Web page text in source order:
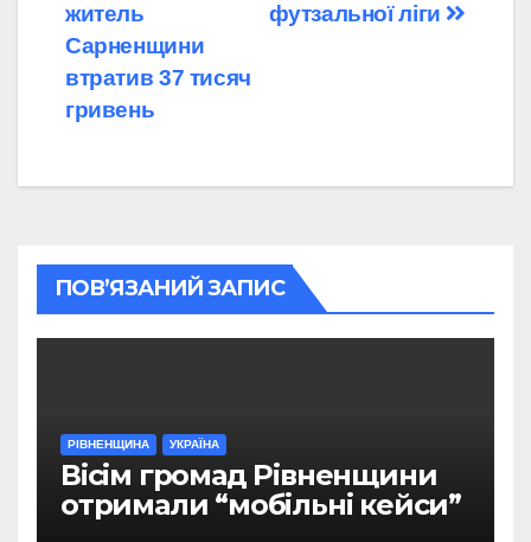
футзальної ліги
житель
Сарненщини
втратив 37 тисяч
гривень
ПОВ’ЯЗАНИЙ ЗАПИС
РІВНЕНЩИНА УКРАЇНА
Вісім громад Рівненщини
отримали “мобільні кейси”